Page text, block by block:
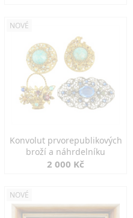
NOVÉ
Konvolut prvorepublikových
broží a náhrdelníku
2 000 Kč
NOVÉ